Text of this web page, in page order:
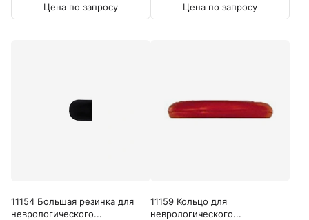
Цена по запросу Цена по запросу
11154 Большая резинка для
неврологического...
11159 Кольцо для
неврологического...